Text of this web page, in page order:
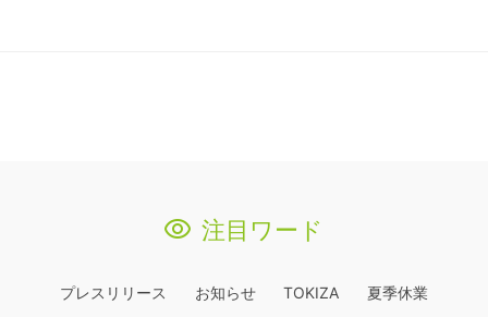
注目ワード
プレスリリース お知らせ TOKIZA
夏季休業